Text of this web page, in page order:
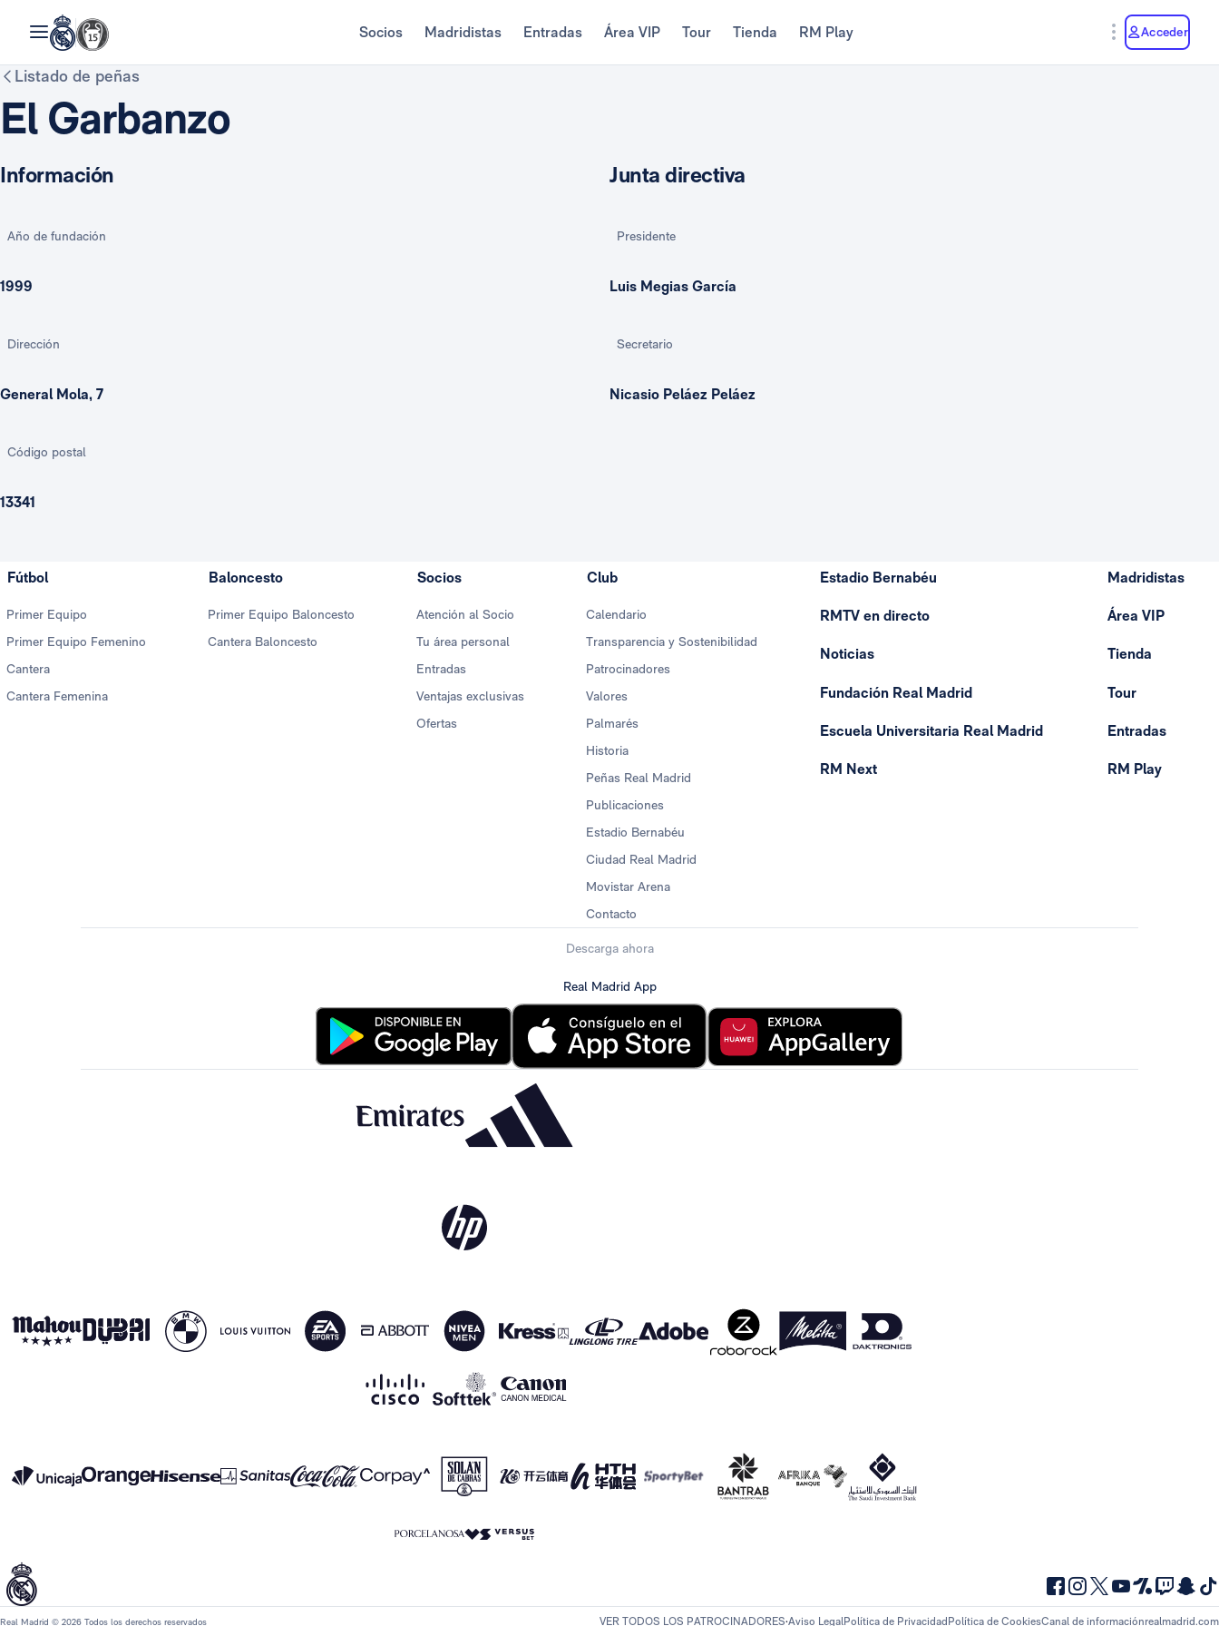
Socios Madridistas Entradas Área VIP Tour Tienda RM Play Acceder
Listado de peñas
El Garbanzo
Información
Año de fundación
1999
Dirección
General Mola, 7
Código postal
13341
Junta directiva
Presidente
Luis Megias García
Secretario
Nicasio Peláez Peláez
Fútbol
Primer Equipo
Primer Equipo Femenino
Cantera
Cantera Femenina
Baloncesto
Primer Equipo Baloncesto
Cantera Baloncesto
Socios
Atención al Socio
Tu área personal
Entradas
Ventajas exclusivas
Ofertas
Club
Calendario
Transparencia y Sostenibilidad
Patrocinadores
Valores
Palmarés
Historia
Peñas Real Madrid
Publicaciones
Estadio Bernabéu
Ciudad Real Madrid
Movistar Arena
Contacto
Estadio Bernabéu
RMTV en directo
Noticias
Fundación Real Madrid
Escuela Universitaria Real Madrid
RM Next
Madridistas
Área VIP
Tienda
Tour
Entradas
RM Play
Descarga ahora
Real Madrid App
Real Madrid © 2026 Todos los derechos reservados VER TODOS LOS PATROCINADORES Aviso LegalPolítica de Privacidad Política de CookiesCanal de informaciónrealmadrid.com